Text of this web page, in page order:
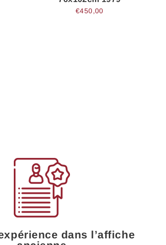
€450,00
dans l’affiche